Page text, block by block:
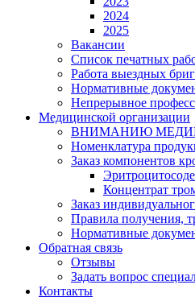
2024
2025
Вакансии
Список печатных
Работа выездных
Нормативные
Непрерывное
Медицинской организации
ВНИМАНИЮ
Номенклатура
Заказ компонентов
Концентрат
Заказ
Правила получения,
Нормативные
Обратная связь
Отзывы
Задать вопрос
Контакты